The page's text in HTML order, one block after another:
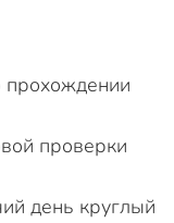
прохождении
проверки
день круглый